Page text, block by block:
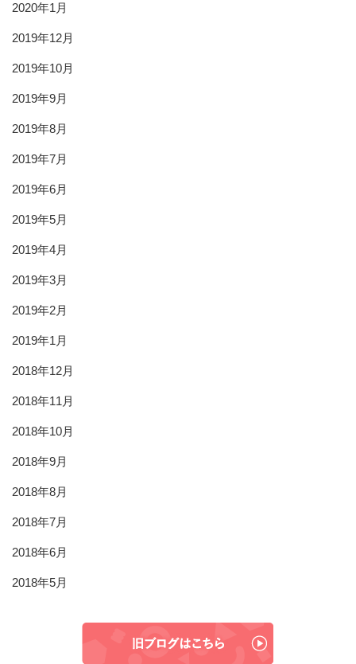
2020年1月
2019年12月
2019年10月
2019年9月
2019年8月
2019年7月
2019年6月
2019年5月
2019年4月
2019年3月
2019年2月
2019年1月
2018年12月
2018年11月
2018年10月
2018年9月
2018年8月
2018年7月
2018年6月
2018年5月